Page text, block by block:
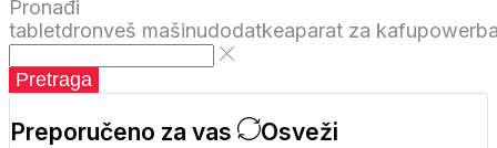
Pronađi
tabletdronveš mašinudodatkeaparat za kafu
Pretraga
Preporučeno za vas Osveži